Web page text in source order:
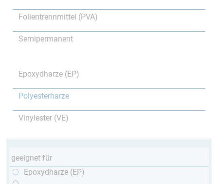
Folientrennmittel (PVA)
Semipermanent
Epoxydharze (EP)
Polyesterharze
Vinylester (VE)
geeignet für
Epoxydharze (EP)